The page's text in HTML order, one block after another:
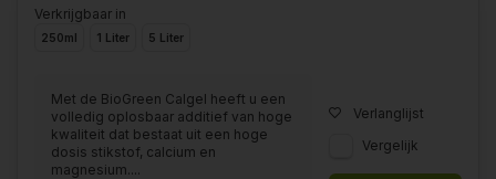
Verkrijgbaar in
250ml 1 Liter 5 Liter
Met de BioGreen Calgel heeft u een
volledig oplosbaar additief van hoge
kwaliteit dat bestaat uit een hoge
dosis stikstof, calcium en
magnesium....
Verlanglijst
Vergelijk